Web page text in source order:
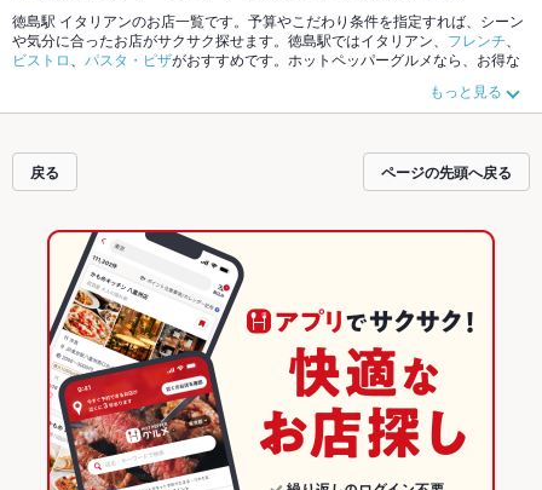
徳島駅 イタリアンのお店一覧です。予算やこだわり条件を指定すれば、シーン
や気分に合ったお店がサクサク探せます。徳島駅ではイタリアン、 フレンチ
ビストロ
パスタ・ピザがおすすめです。ホットペッパーグルメなら、お得な
のおすすめ料理など、お店の最新情報をご紹介しているので安心！24時間使え
る簡単便利なネット予約が使えるお店も拡大中です。友達どうしの飲み会に
ルメをご利用ください。
もっと見る
戻る ページの先頭へ戻る